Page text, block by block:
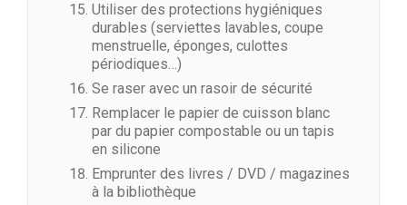
Utiliser des protections hygiéniques
durables (serviettes lavables, coupe
menstruelle, éponges, culottes
périodiques…)
Se raser avec un rasoir de sécurité
Remplacer le papier de cuisson blanc
par du papier compostable ou un tapis
en silicone
Emprunter des livres / DVD / magazines
à la bibliothèque